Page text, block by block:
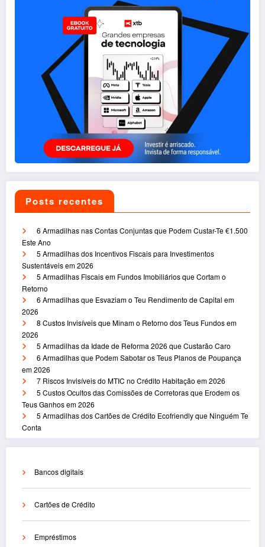
Posts recentes
6 Armadilhas nas Contas Conjuntas que Podem Custar-Te €1.500
Este Ano
5 Armadilhas dos Incentivos Fiscais para Investimentos
Sustentáveis em 2026
5 Armadilhas Fiscais em Fundos Imobiliários que Cortam o
Retorno
6 Armadilhas que Esvaziam o Teu Rendimento de Capital em
2026
8 Custos Invisíveis que Minam o Retorno dos Teus Fundos em
2026
5 Armadilhas da Idade de Reforma 2026 que Custarão Caro
6 Armadilhas que Podem Sabotar os Teus Planos de Poupança
em 2026
7 Riscos Invisíveis do MTIC no Crédito Habitação em 2026
5 Custos Ocultos das Comissões de Corretoras que Erodem os
Teus Ganhos em 2026
5 Armadilhas dos Cartões de Crédito Ecofriendly que Ninguém Te
Conta
Bancos digitais
Cartões de Crédito
Empréstimos